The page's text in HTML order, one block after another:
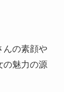
んの素顔や
の魅力の源